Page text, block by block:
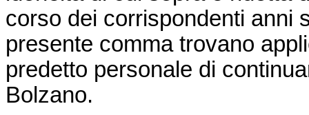
corso dei corrispondenti anni
presente comma trovano
predetto personale di
Bolzano.